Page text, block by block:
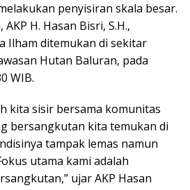
penyisiran skala besar.
H. Hasan Bisri, S.H.,
Ilham ditemukan di sekitar
Hutan Baluran, pada
WIB.
kita sisir bersama komunitas
bersangkutan kita temukan di
tampak lemas namun
utama kami adalah
ujar AKP Hasan